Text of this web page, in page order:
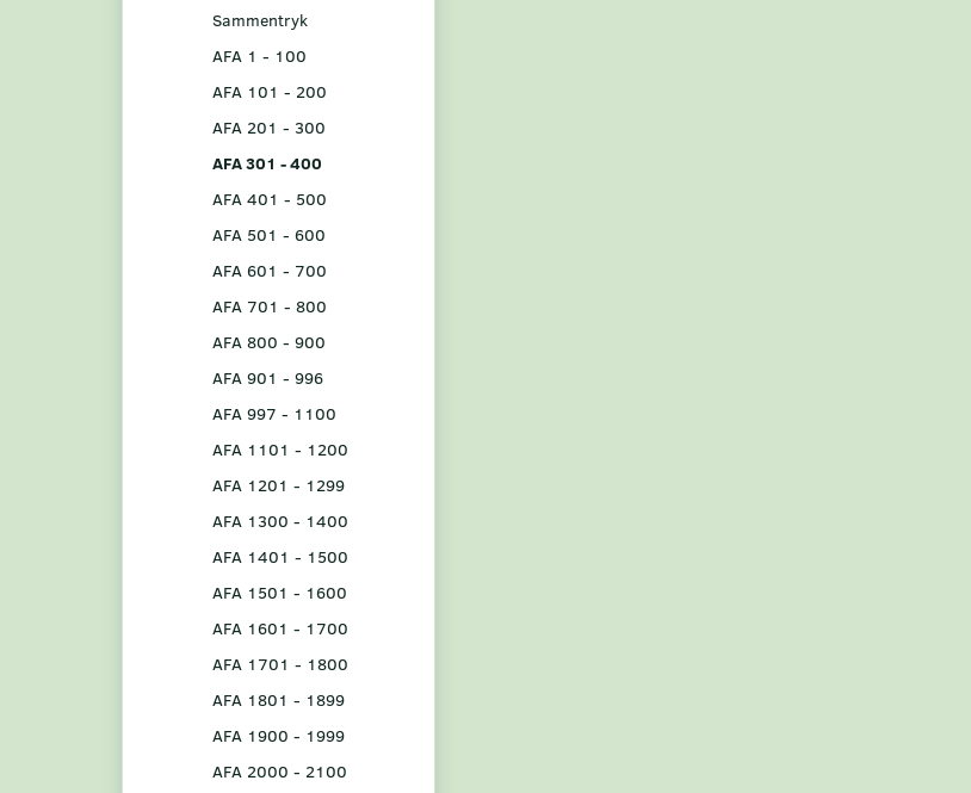
Sammentryk
AFA 1 - 100
AFA 101 - 200
AFA 201 - 300
AFA 301 - 400
AFA 401 - 500
AFA 501 - 600
AFA 601 - 700
AFA 701 - 800
AFA 800 - 900
AFA 901 - 996
AFA 997 - 1100
AFA 1101 - 1200
AFA 1201 - 1299
AFA 1300 - 1400
AFA 1401 - 1500
AFA 1501 - 1600
AFA 1601 - 1700
AFA 1701 - 1800
AFA 1801 - 1899
AFA 1900 - 1999
AFA 2000 - 2100